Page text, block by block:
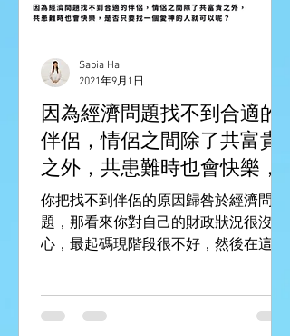
因為經濟問題找不到合適的
伴侶，情侶之間除了共富貴
之外，共患難時也會快樂，
是否只要找一個愛神的人就
可以呢？
你把找不到伴侶的原因歸咎於經濟問
題，那看來你對自己的財政狀況很沒信
心，最起碼現階段很不好，然後在這麼
價值不單靠財富多寡去定義，但一個內
Sabia Ha
2021年9月1日